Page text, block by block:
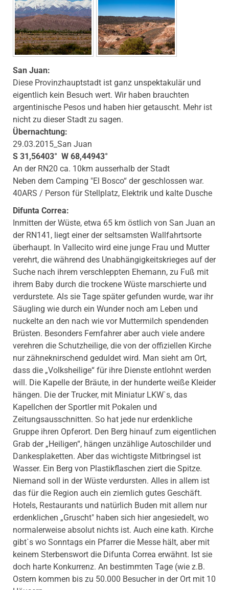
San Juan:
Diese Provinzhauptstadt ist ganz unspektakulär und
eigentlich kein Besuch wert. Wir haben brauchten
argentinische Pesos und haben hier getauscht. Mehr ist
nicht zu dieser Stadt zu sagen.
Übernachtung:
29.03.2015_San Juan
S 31,56403° W 68,44943°
An der RN20 ca. 10km ausserhalb der Stadt
Neben dem Camping "El Bosco“ der geschlossen war.
40ARS / Person für Stellplatz, Elektrik und kalte Dusche
Difunta Correa:
Inmitten der Wüste, etwa 65 km östlich von San Juan an
der RN141, liegt einer der seltsamsten Wallfahrtsorte
überhaupt. In Vallecito wird eine junge Frau und Mutter
verehrt, die während des Unabhängigkeitskrieges auf der
Suche nach ihrem verschleppten Ehemann, zu Fuß mit
ihrem Baby durch die trockene Wüste marschierte und
verdurstete. Als sie Tage später gefunden wurde, war ihr
Säugling wie durch ein Wunder noch am Leben und
nuckelte an den nach wie vor Muttermilch spendenden
Brüsten. Besonders Fernfahrer aber auch viele andere
verehren die Schutzheilige, die von der offiziellen Kirche
nur zähneknirschend geduldet wird. Man sieht am Ort,
dass die „Volksheilige“ für ihre Dienste entlohnt werden
will. Die Kapelle der Bräute, in der hunderte weiße Kleider
hängen. Die der Trucker, mit Miniatur LKW`s, das
Kapellchen der Sportler mit Pokalen und
Zeitungsausschnitten. So hat jede nur erdenkliche
Gruppe ihren Opferort. Den Berg hinauf zum eigentlichen
Grab der „Heiligen“, hängen unzählige Autoschilder und
Dankesplaketten. Aber das wichtigste Mitbringsel ist
Wasser. Ein Berg von Plastikflaschen ziert die Spitze.
Niemand soll in der Wüste verdursten. Alles in allem ist
das für die Region auch ein ziemlich gutes Geschäft.
Hotels, Restaurants und natürlich Buden mit allem nur
erdenklichen „Gruscht" haben sich hier angesiedelt, wo
normalerweise absolut nichts ist. Auch eine kath. Kirche
gibt`s wo Sonntags ein Pfarrer die Messe hält, aber mit
keinem Sterbenswort die Difunta Correa erwähnt. Ist sie
doch harte Konkurrenz. An bestimmten Tage (wie z.B.
Ostern kommen bis zu 50.000 Besucher in der Ort mit 10